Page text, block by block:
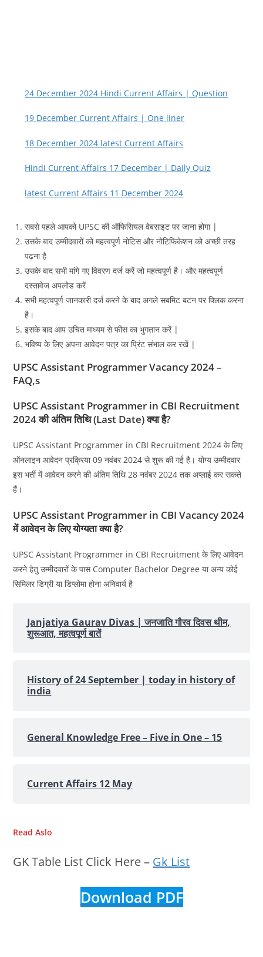
24 December 2024 Hindi Current Affairs | Question
19 December Current Affairs | One liner
18 December 2024 latest Current Affairs
Hindi Current Affairs 17 December | Daily Quiz
latest Current Affairs 11 December 2024
सबसे पहले आपको UPSC की ऑफिसियल वेबसाइट पर जाना होगा |
उसके बाद उम्मीदवारों को महत्वपूर्ण नोटिस और नोटिफिकेशन को अच्छी तरह
पढ़ना है
उसके बाद सभी मांगे गए विवरण दर्ज करें जो महत्वपूर्ण है। और महत्वपूर्ण
दस्तावेज अपलोड करें
सभी महत्वपूर्ण जानकारी दर्ज करने के बाद अगले सबमिट बटन पर क्लिक करना
है।
इसके बाद आप उचित माध्यम से फीस का भुगतान करें |
भविष्य के लिए अपना आवेदन पत्र का प्रिंट संभाल कर रखें |
UPSC Assistant Programmer Vacancy 2024 –
FAQ,s
UPSC Assistant Programmer in CBI Recruitment
2024 की अंतिम तिथि (Last Date) क्या है?
UPSC Assistant Programmer in CBI Recruitment 2024 के लिए
ऑनलाइन आवेदन प्रक्रिया 09 नवंबर 2024 से शुरू की गई है। योग्य उम्मीदवार
इस भर्ती में आवेदन करने की अंतिम तिथि 28 नवंबर 2024 तक अप्लाई कर सकते
हैं।
UPSC Assistant Programmer in CBI Vacancy 2024
में आवेदन के लिए योग्यता क्या है?
UPSC Assistant Programmer in CBI Recruitment के लिए आवेदन
करने हेतु उम्मीदवारों के पास Computer Bachelor Degree या अन्य कोई
सिमिलर डिग्री या डिप्लोमा होना अनिवार्य है
Janjatiya Gaurav Divas | जनजाति गौरव दिवस थीम,
शुरूआत, महत्‍वपूर्ण बातें
History of 24 September | today in history of
india
General Knowledge Free – Five in One – 15
Current Affairs 12 May
Read Aslo
GK Table List Click Here – Gk List
Download PDF